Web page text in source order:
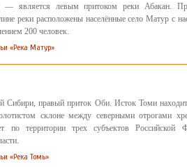
является левым притоком реки Абакан.
реки расположены населённые село Матур с
200 человек.
«Река Матур»
Сибири, правый приток Оби. Исток Томи
склоне между северными отрогами
по территории трех субъектов Российской
«Река Томь»